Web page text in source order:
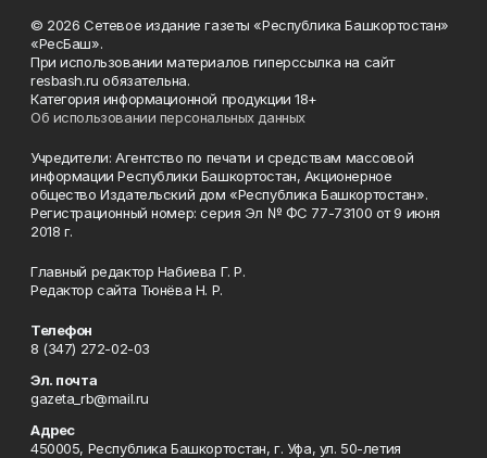
© 2026 Сетевое издание газеты «Республика Башкортостан»
«РесБаш».
При использовании материалов гиперссылка на сайт
resbash.ru обязательна.
Категория информационной продукции 18+
Об использовании персональных данных
Учредители: Агентство по печати и средствам массовой
информации Республики Башкортостан, Акционерное
общество Издательский дом «Республика Башкортостан».
Регистрационный номер: серия Эл № ФС 77-73100 от 9 июня
2018 г.
Главный редактор Набиева Г. Р.
Редактор сайта Тюнёва Н. Р.
Телефон
8 (347) 272-02-03
Эл. почта
gazeta_rb@mail.ru
Адрес
450005, Республика Башкортостан, г. Уфа, ул. 50-летия